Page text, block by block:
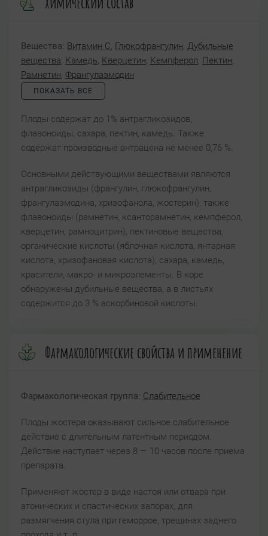
Вещества: Витамин C, Глюкофрангулин, Дубильные
вещества, Камедь, Кверцетин, Кемпферол, Пектин,
Рамнетин, Франгулаэмодин
ПОКАЗАТЬ ВСЕ
Плоды содержат до 1% антрагликозидов,
флавоноиды, сахара, пектин, камедь. Также
содержат производные антрацена не менее 0,76 %.
Основными действующими веществами являются
антрагликозиды (франгулин, глюкофрангулин,
франгулаэмодина, хризофанола, жостерин), также
флавоноиды (рамнетин, ксанторамнетин, кемпферол,
кверцетин, рамноцитрин), пектиновые вещества,
органические кислоты (яблочная кислота, янтарная
кислота, хризофановая кислота), сахара, камедь,
красители, макро- и микроэлементы. В коре
обнаружены дубильные вещества, а в листьях
содержится до 3 % аскорбиновой кислоты.
Фармакологические свойства и применение
Фармакологическая группа: Слабительное
Плоды жостера оказывают сильное слабительное
действие с длительным латентным периодом.
Действие наступает через 8 — 10 часов после приема
препарата.
Применяют жостер в виде настоя или отвара при
атонических и спастических запорах, для
размягчения стула при геморрое, трещинах заднего